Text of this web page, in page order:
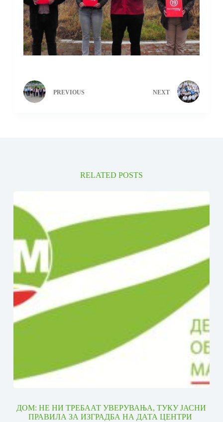
PREVIOUS NEXT
RELATED POSTS
ДОМ: НЕ НИ ТРЕБААТ УВЕРУВАЊА, ТУКУ ЈАСНИ
ПРАВИЛА ЗА ИЗГРАДБА НА ДАТА ЦЕНТРИ